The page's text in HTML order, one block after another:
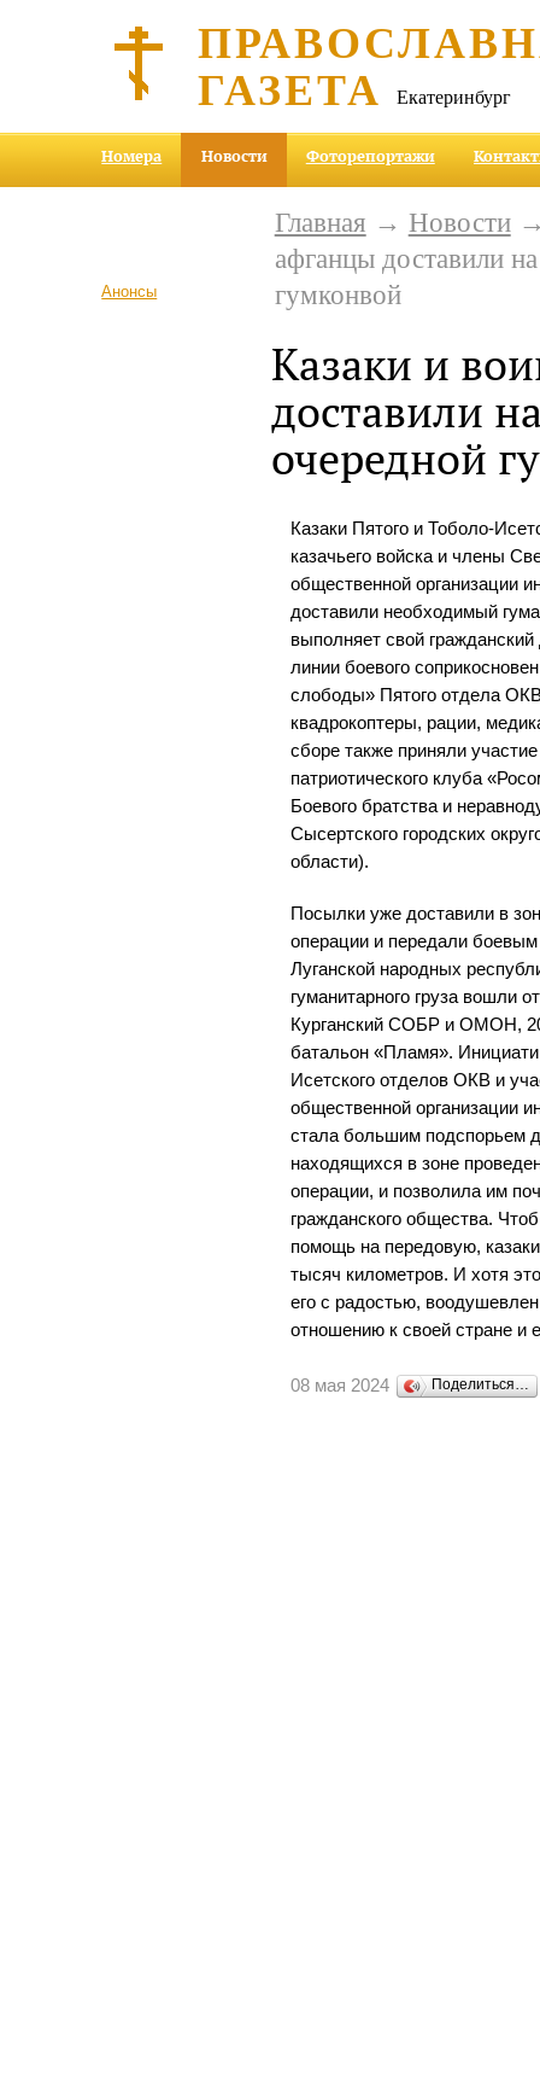
ГАЗЕТА Екатеринбург
Номера Новости Фоторепортажи
Анонсы
Главная → Новости→
афганцы доставили
гумконвой
Казаки и
доставили
очередной
Казаки Пятого и Тоболо-
казачьего войска и члены
общественной организации
доставили необходимый
выполняет свой
линии боевого
слободы» Пятого отдела
квадрокоптеры, рации,
сборе также приняли
патриотического клуба
Боевого братства и
Сысертского городских
области).
Посылки уже доставили в
операции и передали
Луганской народных
гуманитарного груза вошли
Курганский СОБР и ОМОН,
батальон «Пламя».
Исетского отделов ОКВ и
общественной организации
стала большим подспорьем
находящихся в зоне
операции, и позволила им
гражданского общества.
помощь на передовую,
тысяч километров. И хотя
его с радостью,
отношению к своей стране и
08 мая 2024 Поделиться…